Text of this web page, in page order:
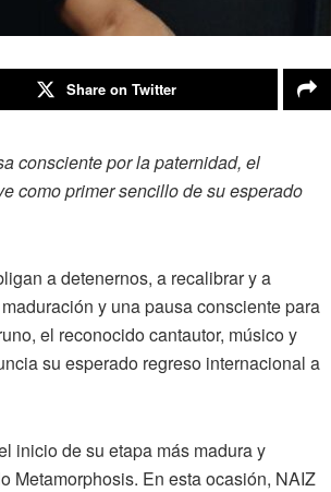
Share on Twitter
consciente por la paternidad, el
como primer sencillo de su esperado
a detenernos, a recalibrar y a
y una pausa consciente para
el reconocido cantautor, músico y
su esperado regreso internacional a
inicio de su etapa más madura y
Metamorphosis. En esta ocasión, NAIZ